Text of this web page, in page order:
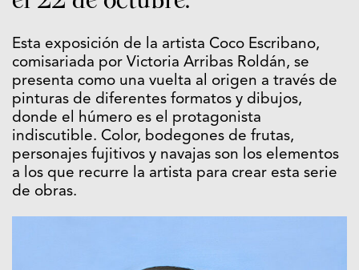
Esta exposición de la artista Coco Escribano,
comisariada por Victoria Arribas Roldán, se
presenta como una vuelta al origen a través de
pinturas de diferentes formatos y dibujos,
donde el húmero es el protagonista
indiscutible. Color, bodegones de frutas,
personajes fujitivos y navajas son los elementos
a los que recurre la artista para crear esta serie
de obras.